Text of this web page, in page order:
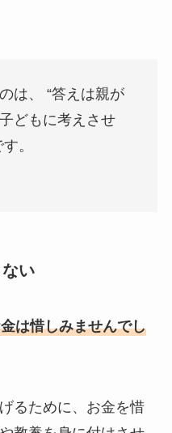
は、 “答えは親が
どもに考えさせ
。
い
は惜しみませんでし
るために、お金を惜